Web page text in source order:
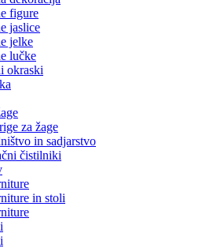
figure
jaslice
jelke
lučke
okraski
za žage
in sadjarstvo
čistilniki
in stoli